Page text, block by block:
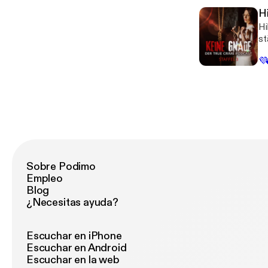
💜
Sobre Podimo
Empleo
Blog
¿Necesitas ayuda?
Escuchar en iPhone
Escuchar en Android
Escuchar en la web